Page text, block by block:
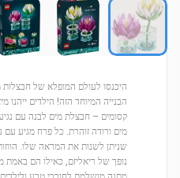
הבנייה המיוחד הזה! הילדים ייהנו
קסומים – חבצלת מים לבנה עם
מים ורודה זוהרת. כל פרח מגיע עם
שניתן לשנות את המראה שלו.
נופך של ריאליזם, כאילו הם באמת